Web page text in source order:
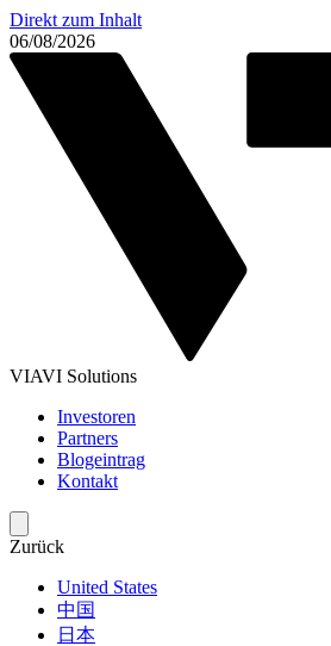
Direkt zum Inhalt
06/08/2026
VIAVI Solutions
Investoren
Partners
Blogeintrag
Kontakt
Zurück
United States
中国
日本